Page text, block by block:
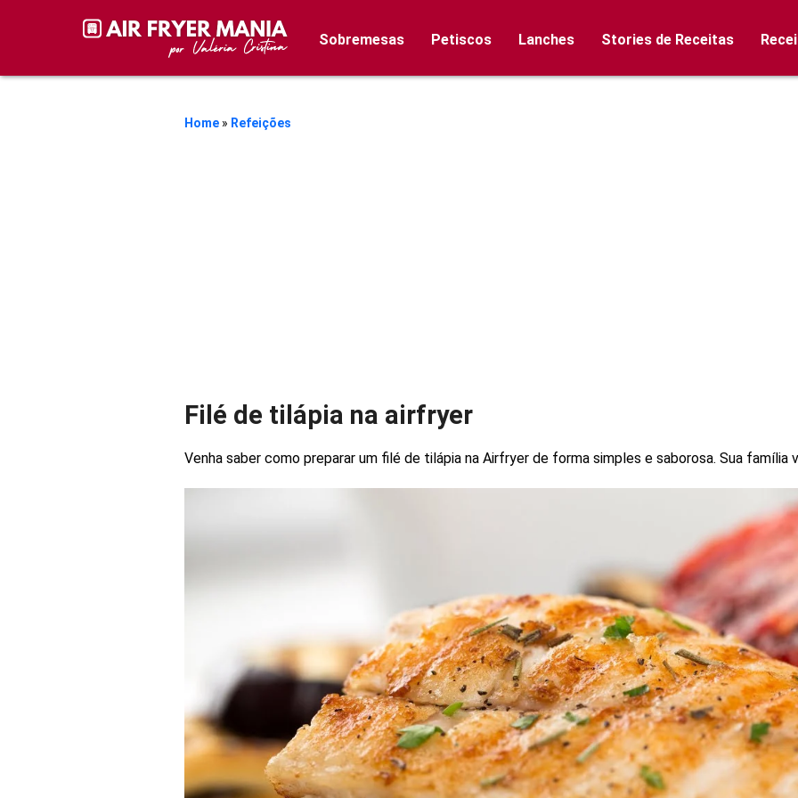
Sobremesas Petiscos Lanches Stories de Receitas
Home » Refeições
Filé de tilápia na airfryer
Venha saber como preparar um filé de tilápia na Airfryer de forma simples e saborosa. Sua família